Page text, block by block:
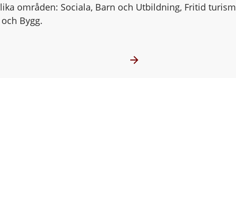
områden: Sociala, Barn och Utbildning, Fritid turism
Bygg.